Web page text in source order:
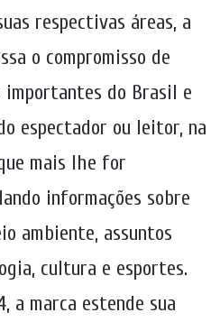
respectivas áreas, a
o compromisso de
do Brasil e
espectador ou leitor, na
mais lhe for
informações sobre
ambiente, assuntos
cultura e esportes.
a marca estende sua